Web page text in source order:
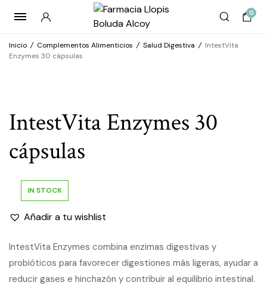
0
Inicio / Complementos Alimenticios / Salud Digestiva / IntestVita
Enzymes 30 cápsulas
IntestVita Enzymes 30
cápsulas
IN STOCK
Añadir a tu wishlist
IntestVita Enzymes combina enzimas digestivas y
probióticos para favorecer digestiones más ligeras, ayudar a
reducir gases e hinchazón y contribuir al equilibrio intestinal.